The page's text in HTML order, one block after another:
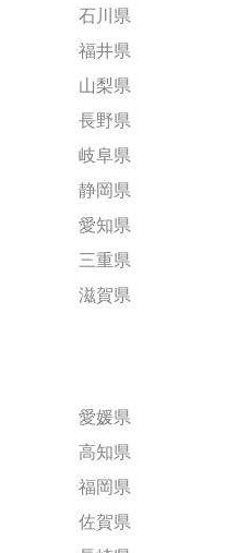
石川県
福井県
山梨県
長野県
岐阜県
静岡県
愛知県
三重県
滋賀県
愛媛県
高知県
福岡県
佐賀県